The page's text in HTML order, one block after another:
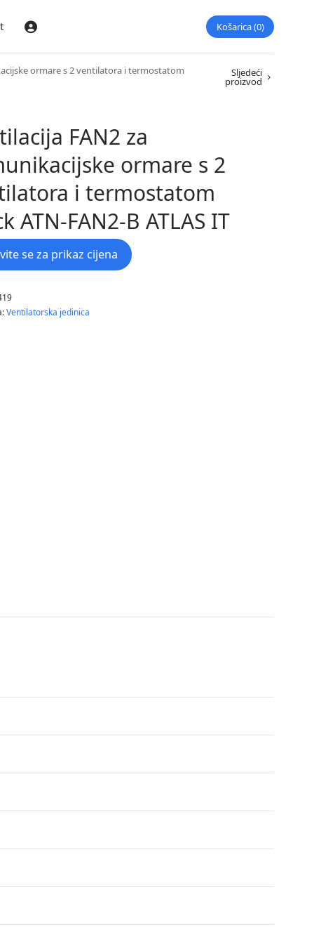
Prijava Košarica 0
ormare s 2 ventilatora i termostatom
Sljedeći
proizvod
FAN2 za
ormare s 2
i termostatom
ATN-FAN2-B ATLAS IT
se za prikaz cijena
Ventilatorska jedinica